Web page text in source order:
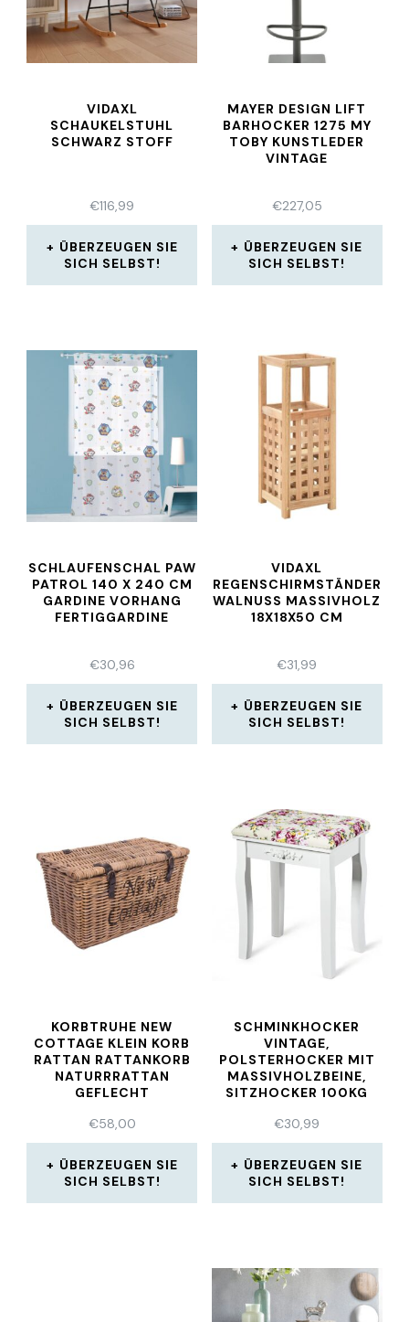
VIDAXL
SCHAUKELSTUHL
SCHWARZ STOFF
€116,99
ÜBERZEUGEN SIE
SICH SELBST!
MAYER DESIGN LIFT
BARHOCKER 1275 MY
TOBY KUNSTLEDER
VINTAGE
€227,05
ÜBERZEUGEN SIE
SICH SELBST!
SCHLAUFENSCHAL PAW
PATROL 140 X 240 CM
GARDINE VORHANG
FERTIGGARDINE
€30,96
ÜBERZEUGEN SIE
SICH SELBST!
VIDAXL
REGENSCHIRMSTÄNDER
WALNUSS MASSIVHOLZ
18X18X50 CM
€31,99
ÜBERZEUGEN SIE
SICH SELBST!
KORBTRUHE NEW
COTTAGE KLEIN KORB
RATTAN RATTANKORB
NATURRRATTAN
GEFLECHT
€58,00
ÜBERZEUGEN SIE
SICH SELBST!
SCHMINKHOCKER
VINTAGE,
POLSTERHOCKER MIT
MASSIVHOLZBEINE,
SITZHOCKER 100KG
€30,99
ÜBERZEUGEN SIE
SICH SELBST!